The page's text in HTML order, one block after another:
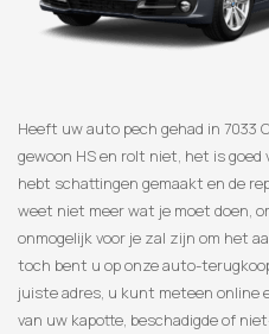
Heeft uw auto pech gehad in 7033
gewoon HS en rolt niet, het is
hebt schattingen gemaakt en de
weet niet meer wat je moet doen,
onmogelijk voor je zal zijn om het
toch bent u op onze auto-
juiste adres, u kunt meteen online
van uw kapotte, beschadigde of